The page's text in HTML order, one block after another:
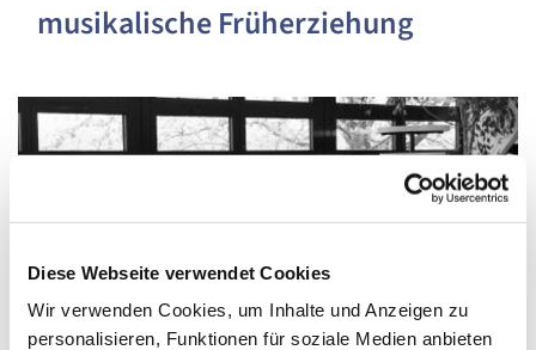
Diese Webseite verwendet Cookies
Wir verwenden Cookies, um Inhalte und Anzeigen zu
personalisieren, Funktionen für soziale Medien anbieten
musikalische Früherziehung